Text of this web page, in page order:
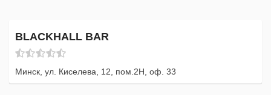
BLACKHALL BAR
Минск, ул. Киселева, 12, пом.2Н, оф. 33